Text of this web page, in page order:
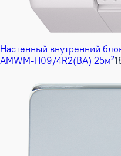
Настенный внутренний
AMWM-H09/4R2(BA) 25м²